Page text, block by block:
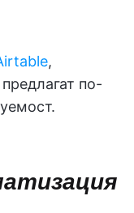
,
по-